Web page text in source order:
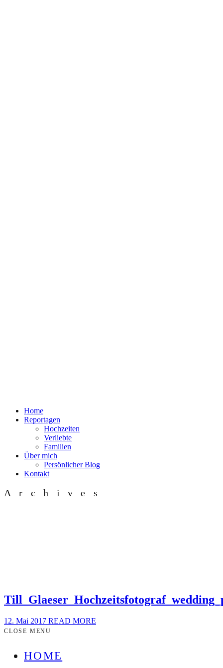
Home
Reportagen
Hochzeiten
Verliebte
Familien
Über mich
Persönlicher Blog
Kontakt
Archives
12. Mai 2017 READ MORE
CLOSE MENU
HOME